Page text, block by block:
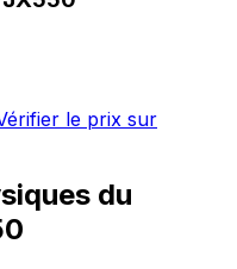
le prix sur
du